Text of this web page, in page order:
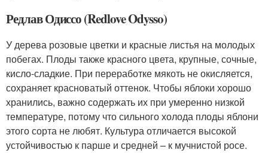
Редлав Одиссо (Redlove Odysso)
У дерева розовые цветки и красные листья на молодых
побегах. Плоды также красного цвета, крупные, сочные,
кисло-сладкие. При переработке мякоть не окисляется,
сохраняет красноватый оттенок. Чтобы яблоки хорошо
хранились, важно содержать их при умеренно низкой
температуре, потому что сильного холода плоды яблони
этого сорта не любят. Культура отличается высокой
устойчивостью к парше и средней – к мучнистой росе.